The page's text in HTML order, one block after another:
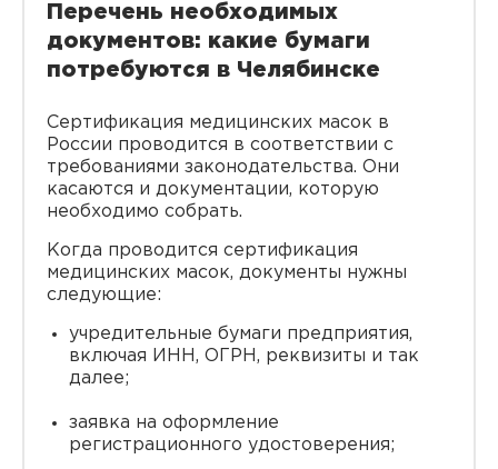
Перечень необходимых
документов: какие бумаги
потребуются в Челябинске
Сертификация медицинских масок в
России проводится в соответствии с
требованиями законодательства. Они
касаются и документации, которую
необходимо собрать.
Когда проводится сертификация
медицинских масок, документы нужны
следующие:
учредительные бумаги предприятия,
включая ИНН, ОГРН, реквизиты и так
далее;
заявка на оформление
регистрационного удостоверения;